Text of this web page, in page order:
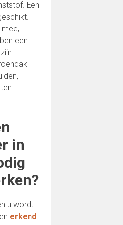
Een
mee,
een
in
u wordt
erkend